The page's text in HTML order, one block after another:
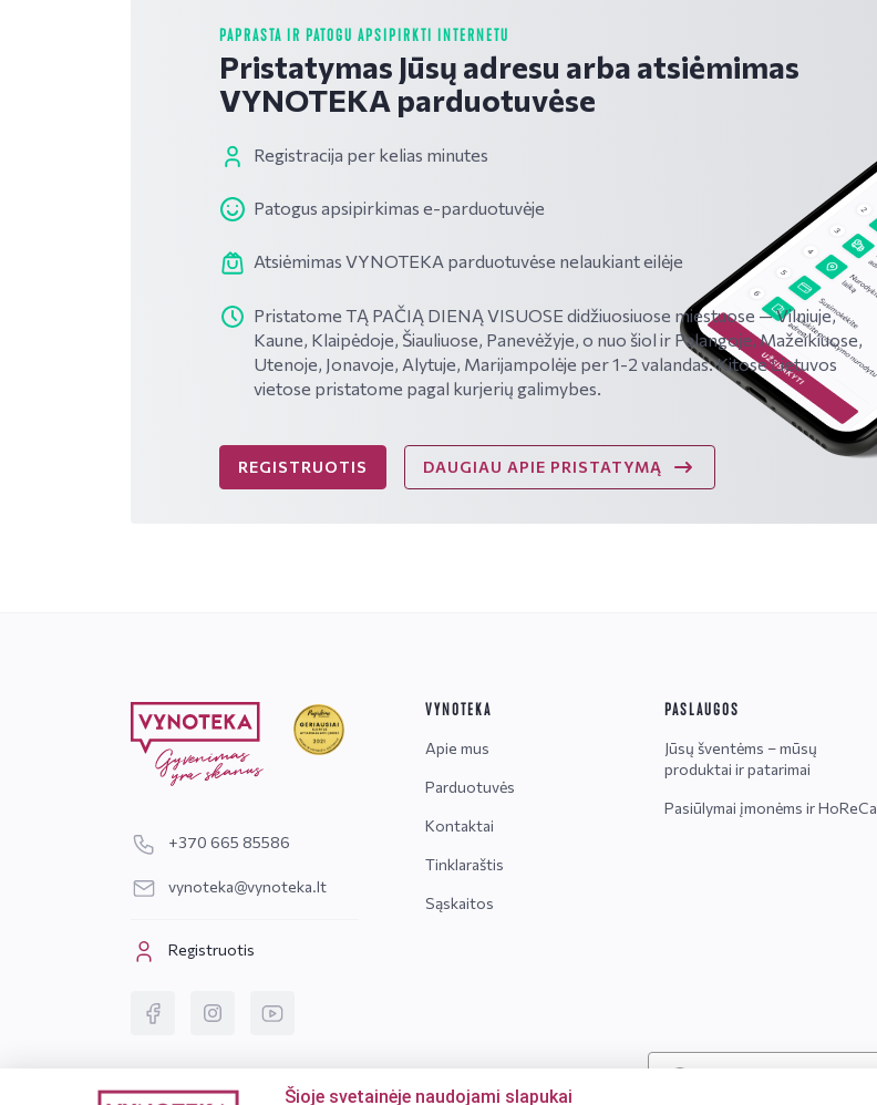
Šioje svetainėje naudojami slapukai
PAPRASTA IR PATOGU APSIPIRKTI INTERNETU
Pristatymas Jūsų adresu arba atsiėmimas
VYNOTEKA parduotuvėse
Registracija per kelias minutes
Patogus apsipirkimas e-parduotuvėje
Atsiėmimas VYNOTEKA parduotuvėse nelaukiant eilėje
Pristatome TĄ PAČIĄ DIENĄ VISUOSE didžiuosiuose miestuose — Vilniuje,
Kaune, Klaipėdoje, Šiauliuose, Panevėžyje, o nuo šiol ir Palangoje, Mažeikiuose,
Utenoje, Jonavoje, Alytuje, Marijampolėje per 1-2 valandas. Kitose Lietuvos
vietose pristatome pagal kurjerių galimybes.
REGISTRUOTIS DAUGIAU APIE PRISTATYMĄ
+370 665 85586
vynoteka@vynoteka.lt
Registruotis
VYNOTEKA
Apie mus
Parduotuvės
Kontaktai
Tinklaraštis
Sąskaitos
PASLAUGOS
Jūsų šventėms – mūsų
produktai ir patarimai
Pasiūlymai įmonėms ir HoReCa